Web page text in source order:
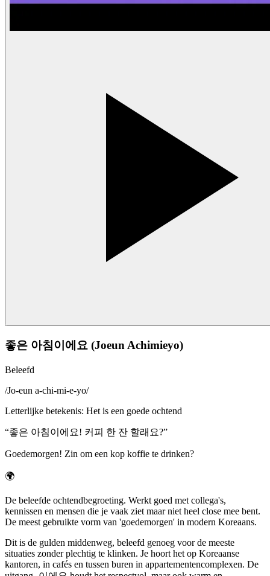
좋은 아침이에요 (Joeun Achimieyo)
Beleefd
/Jo-eun a-chi-mi-e-yo/
Letterlijke betekenis: Het is een goede ochtend
“좋은 아침이에요! 커피 한 잔 할래요?”
Goedemorgen! Zin om een kop koffie te drinken?
🌍
De beleefde ochtendbegroeting. Werkt goed met collega's,
kennissen en mensen die je vaak ziet maar niet heel close mee bent.
De meest gebruikte vorm van 'goedemorgen' in modern Koreaans.
Dit is de gulden middenweg, beleefd genoeg voor de meeste
situaties zonder plechtig te klinken. Je hoort het op Koreaanse
kantoren, in cafés en tussen buren in appartementencomplexen. De